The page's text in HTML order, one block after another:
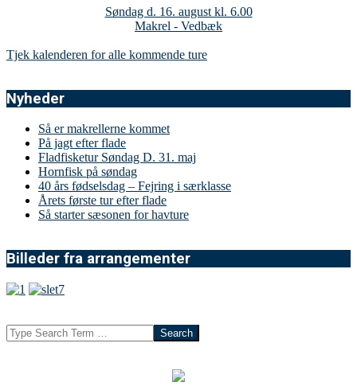
Søndag d. 16. august kl. 6.00
Makrel - Vedbæk
Tjek kalenderen for alle kommende ture
Nyheder
Så er makrellerne kommet
På jagt efter flade
Fladfisketur Søndag D. 31. maj
Hornfisk på søndag
40 års fødselsdag – Fejring i særklasse
Årets første tur efter flade
Så starter sæsonen for havture
Billeder fra arrangementer
Search